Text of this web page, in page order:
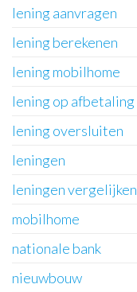
lening aanvragen
lening berekenen
lening mobilhome
lening op afbetaling
lening oversluiten
leningen
leningen vergelijken
mobilhome
nationale bank
nieuwbouw